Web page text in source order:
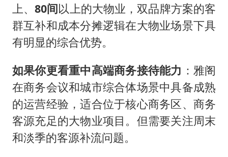
上、80间以上的大物业，双品牌方案的客
群互补和成本分摊逻辑在大物业场景下具
有明显的综合优势。
如果你更看重中高端商务接待能力 ：雅阁
在商务会议和城市综合体场景中具备成熟
的运营经验，适合位于核心商务区、商务
客源充足的大物业项目。但需要关注周末
和淡季的客源补流问题。